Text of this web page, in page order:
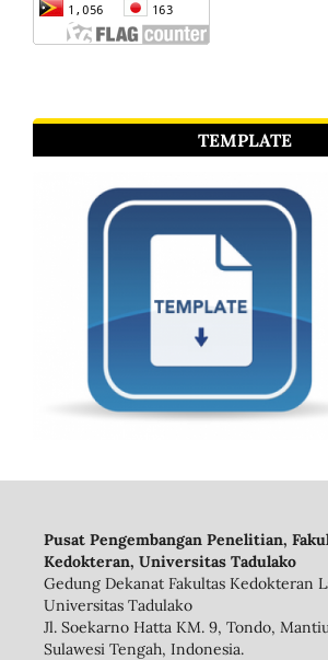
TEMPLATE
Pusat Pengembangan Penelitian,
Kedokteran, Universitas Tadulako
Gedung Dekanat Fakultas Kedokteran
Universitas Tadulako
Jl. Soekarno Hatta KM. 9, Tondo,
Sulawesi Tengah, Indonesia.